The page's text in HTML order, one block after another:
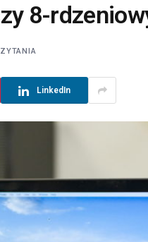
8-
LinkedIn